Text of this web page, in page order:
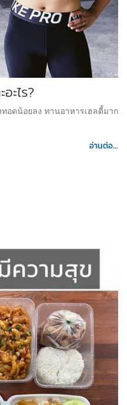
ะไร?
อดน้อยลง ทานอาหารเฮลตี้มาก
อ่านต่อ...